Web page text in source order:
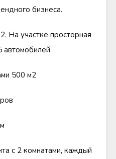
бизнеса.
На участке просторная
автомобилей
500 м2
с 2 комнатами, каждый